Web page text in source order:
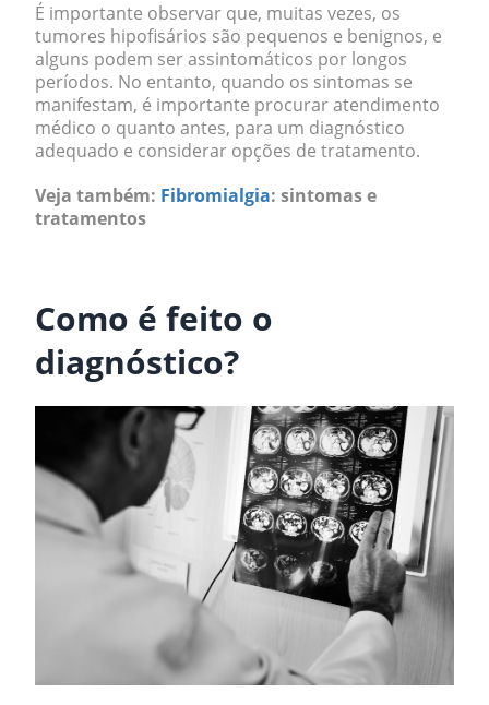
É importante observar que, muitas vezes, os
tumores hipofisários são pequenos e benignos, e
alguns podem ser assintomáticos por longos
períodos. No entanto, quando os sintomas se
manifestam, é importante procurar atendimento
médico o quanto antes, para um diagnóstico
adequado e considerar opções de tratamento.
Veja também: Fibromialgia: sintomas e
tratamentos
Como é feito o
diagnóstico?